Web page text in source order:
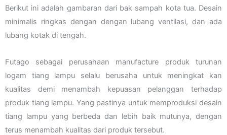
Berikut ini adalah gambaran dari bak sampah kota tua. Desain
minimalis ringkas dengan dengan lubang ventilasi, dan ada
lubang kotak di tengah.
Futago sebagai perusahaan manufacture produk turunan
logam tiang lampu selalu berusaha untuk meningkat kan
kualitas demi menambah kepuasan pelanggan terhadap
produk tiang lampu. Yang pastinya untuk memproduksi desain
tiang lampu yang berbeda dan lebih baik mutunya, dengan
terus menambah kualitas dari produk tersebut.